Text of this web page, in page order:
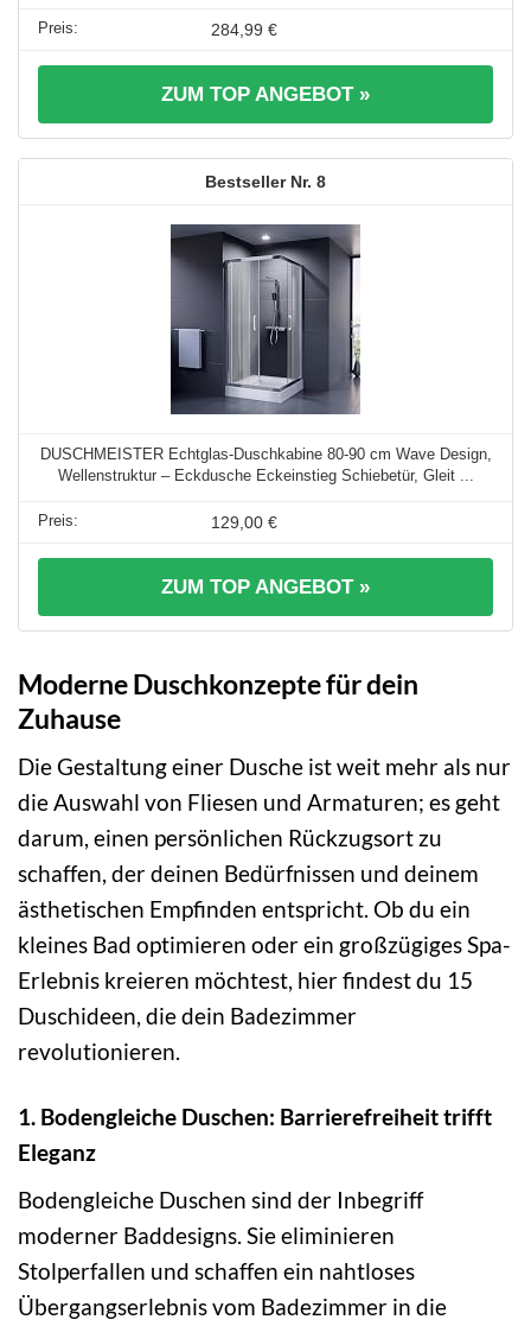
284,99 €
ZUM TOP ANGEBOT »
8
DUSCHMEISTER Echtglas-Duschkabine 80-90 cm Wave Design,
Wellenstruktur – Eckdusche Eckeinstieg Schiebetür, Gleit ...
129,00 €
ZUM TOP ANGEBOT »
Moderne Duschkonzepte für dein
Zuhause
Die Gestaltung einer Dusche ist weit mehr als nur
die Auswahl von Fliesen und Armaturen; es geht
darum, einen persönlichen Rückzugsort zu
schaffen, der deinen Bedürfnissen und deinem
ästhetischen Empfinden entspricht. Ob du ein
kleines Bad optimieren oder ein großzügiges Spa-
Erlebnis kreieren möchtest, hier findest du 15
Duschideen, die dein Badezimmer
revolutionieren.
1. Bodengleiche Duschen: Barrierefreiheit trifft
Eleganz
Bodengleiche Duschen sind der Inbegriff
moderner Baddesigns. Sie eliminieren
Stolperfallen und schaffen ein nahtloses
Übergangserlebnis vom Badezimmer in die